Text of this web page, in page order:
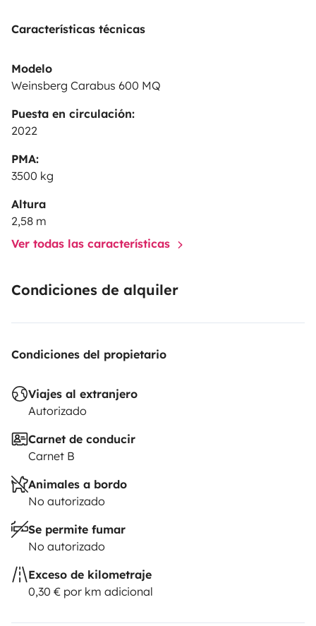
es a partir de las 9h y devolución hasta las 20h.
aclaración escríbenos, ¡estaremos encantados de
ayudarte!¡Te esperamos!
Características técnicas
Modelo
Weinsberg Carabus 600 MQ
Puesta en circulación:
2022
PMA:
3500 kg
Altura
2,58 m
Ver todas las características
Condiciones de alquiler
Condiciones del propietario
Viajes al extranjero
Autorizado
Carnet de conducir
Carnet B
Animales a bordo
No autorizado
Se permite fumar
No autorizado
Exceso de kilometraje
0,30 € por km adicional